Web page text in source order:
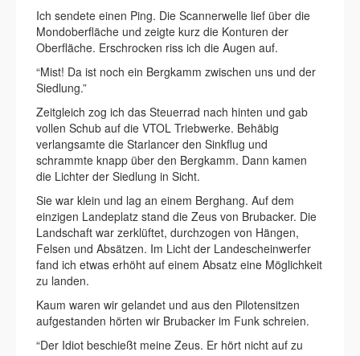
Ich sendete einen Ping. Die Scannerwelle lief über die
Mondoberfläche und zeigte kurz die Konturen der
Oberfläche. Erschrocken riss ich die Augen auf.
“Mist! Da ist noch ein Bergkamm zwischen uns und der
Siedlung.”
Zeitgleich zog ich das Steuerrad nach hinten und gab
vollen Schub auf die VTOL Triebwerke. Behäbig
verlangsamte die Starlancer den Sinkflug und
schrammte knapp über den Bergkamm. Dann kamen
die Lichter der Siedlung in Sicht.
Sie war klein und lag an einem Berghang. Auf dem
einzigen Landeplatz stand die Zeus von Brubacker. Die
Landschaft war zerklüftet, durchzogen von Hängen,
Felsen und Absätzen. Im Licht der Landescheinwerfer
fand ich etwas erhöht auf einem Absatz eine Möglichkeit
zu landen.
Kaum waren wir gelandet und aus den Pilotensitzen
aufgestanden hörten wir Brubacker im Funk schreien.
“Der Idiot beschießt meine Zeus. Er hört nicht auf zu